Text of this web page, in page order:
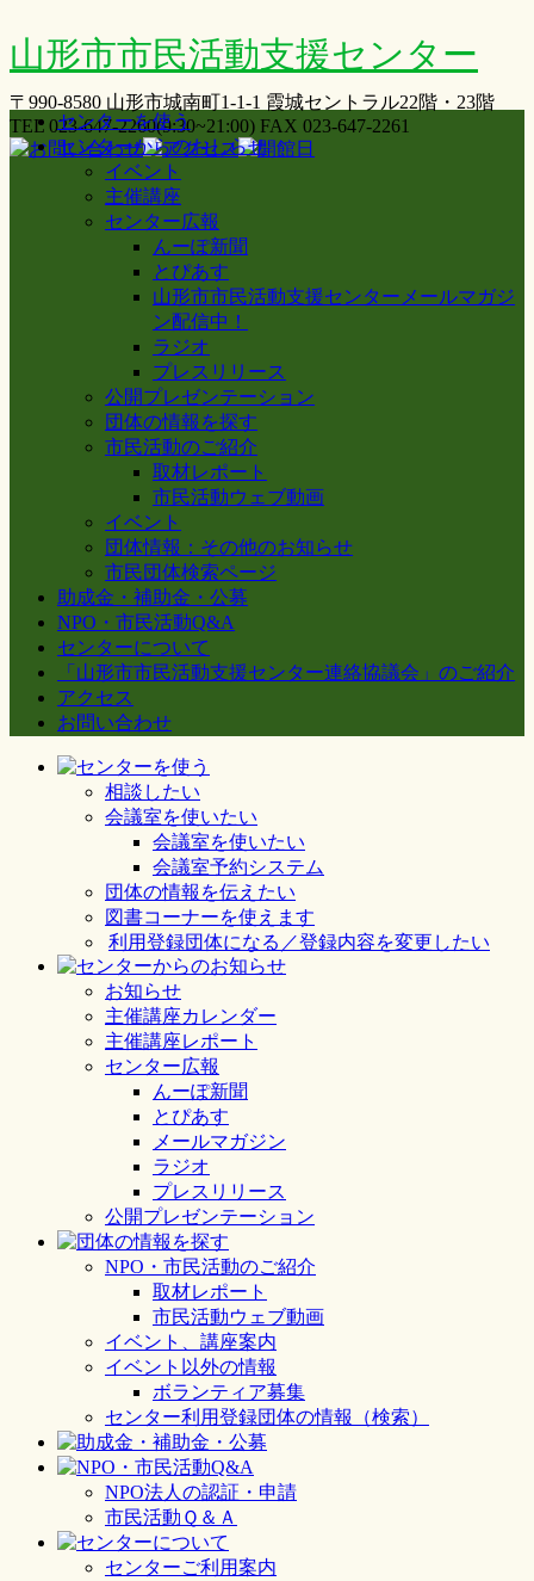
山形市市民活動支援センター
〒990-8580 山形市城南町1-1-1 霞城セントラル22階・23階
TEL 023-647-2260(9:30~21:00) FAX 023-647-2261
センターを使う
センターからのおしらせ
イベント
主催講座
センター広報
んーぽ新聞
とぴあす
山形市市民活動支援センターメールマガジ
ン配信中！
ラジオ
プレスリリース
公開プレゼンテーション
団体の情報を探す
市民活動のご紹介
取材レポート
市民活動ウェブ動画
イベント
団体情報：その他のお知らせ
市民団体検索ページ
助成金・補助金・公募
NPO・市民活動Q&A
センターについて
「山形市市民活動支援センター連絡協議会」のご紹介
アクセス
お問い合わせ
相談したい
会議室を使いたい
会議室を使いたい
会議室予約システム
団体の情報を伝えたい
図書コーナーを使えます
利用登録団体になる／登録内容を変更したい
お知らせ
主催講座カレンダー
主催講座レポート
センター広報
んーぽ新聞
とぴあす
メールマガジン
ラジオ
プレスリリース
公開プレゼンテーション
NPO・市民活動のご紹介
取材レポート
市民活動ウェブ動画
イベント、講座案内
イベント以外の情報
ボランティア募集
センター利用登録団体の情報（検索）
NPO法人の認証・申請
市民活動Ｑ＆Ａ
センターご利用案内